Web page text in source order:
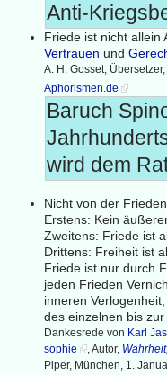
Anti-
Friede ist nicht
Vertrauen und
A. H. Gosset,
Aphorismen.de
Baruch
wird dem
Nicht von der
Erstens: Kein
Zweitens: Friede ist
Drittens: Freiheit ist
Friede ist nur durch
jeden Frieden
inneren
des einzelnen bis
Dankesrede von Karl
sophie
, Autor,
Piper, München, 1.